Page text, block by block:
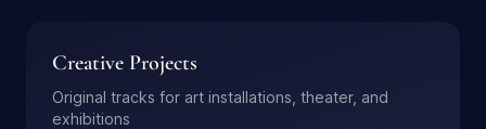
Creative Projects
Original tracks for art installations, theater, and
exhibitions